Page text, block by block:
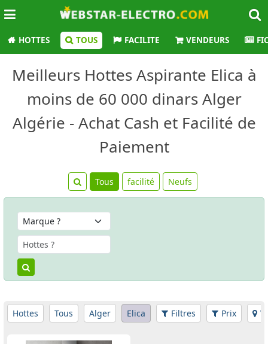
HOTTES TOUS FACILITE VENDEURS
Meilleurs Hottes Aspirante Elica à
moins de 60 000 dinars Alger
Algérie - Achat Cash et Facilité de
Paiement
Tous facilité Neufs
Hottes Tous Alger Elica Filtres Prix